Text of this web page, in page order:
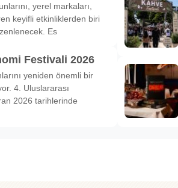
yerel markaları,
keyifli etkinliklerden biri
Es
Festivali 2026
yeniden önemli bir
4. Uluslararası
2026 tarihlerinde